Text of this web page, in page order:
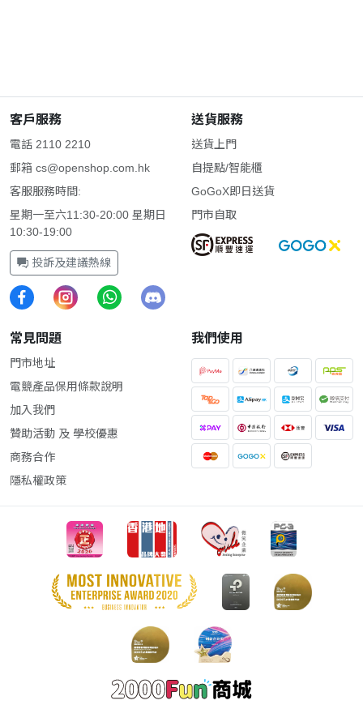
客戶服務
電話 2110 2210
郵箱 cs@openshop.com.hk
客服服務時間:
星期一至六11:30-20:00 星期日
10:30-19:00
投訴及建議熱線
送貨服務
送貨上門
自提點/智能櫃
GoGoX即日送貨
門市自取
常見問題
門市地址
電競產品保用條款說明
加入我們
贊助活動 及 學校優惠
商務合作
隱私權政策
我們使用